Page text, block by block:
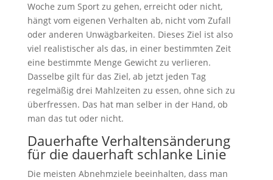
Woche zum Sport zu gehen, erreicht oder nicht,
hängt vom eigenen Verhalten ab, nicht vom Zufall
oder anderen Unwägbarkeiten. Dieses Ziel ist also
viel realistischer als das, in einer bestimmten Zeit
eine bestimmte Menge Gewicht zu verlieren.
Dasselbe gilt für das Ziel, ab jetzt jeden Tag
regelmäßig drei Mahlzeiten zu essen, ohne sich zu
überfressen. Das hat man selber in der Hand, ob
man das tut oder nicht.
Dauerhafte Verhaltensänderung
für die dauerhaft schlanke Linie
Die meisten Abnehmziele beeinhalten, dass man